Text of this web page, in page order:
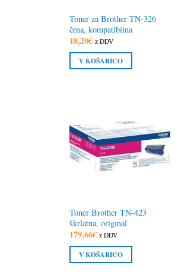
Toner za Brother TN-326
črna, kompatibilna
18,20€ z DDV
V KOŠARICO
Toner Brother TN-423
škrlatna, original
179,66€ z DDV
V KOŠARICO